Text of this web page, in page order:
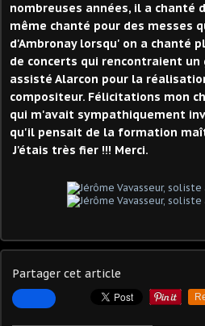
nombreuses années, il a chanté
même chanté pour des
d'Ambronay lorsqu' on a chanté
de concerts qui rencontraient un
assisté Alarcon pour la
compositeur. Félicitations mon
qui m'avait sympathiquement
qu'il pensait de la formation
J'étais très fier !!! Merci.
Partager cet article